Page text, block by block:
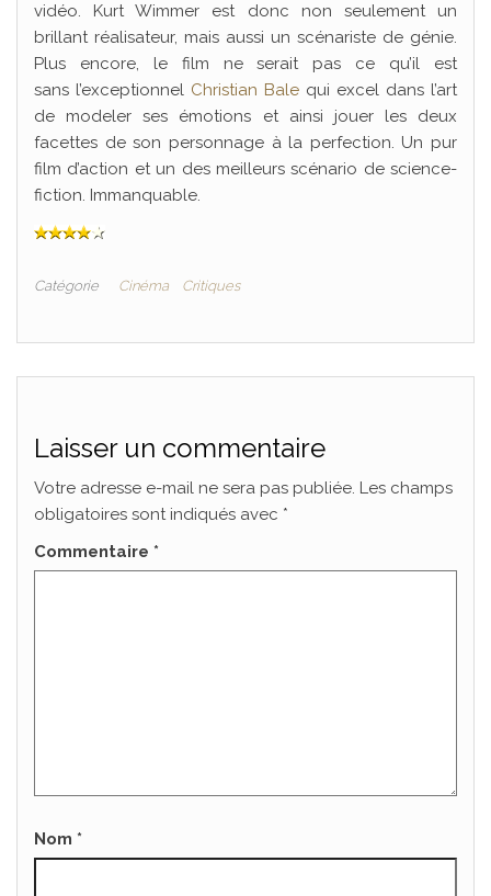
vidéo. Kurt Wimmer est donc non seulement un
brillant réalisateur, mais aussi un scénariste de génie.
Plus encore, le film ne serait pas ce qu’il est
sans l’exceptionnel Christian Bale qui excel dans l’art
de modeler ses émotions et ainsi jouer les deux
facettes de son personnage à la perfection. Un pur
film d’action et un des meilleurs scénario de science-
fiction. Immanquable.
Catégorie Cinéma Critiques
Laisser un commentaire
Votre adresse e-mail ne sera pas publiée. Les champs
obligatoires sont indiqués avec *
Commentaire *
Nom *